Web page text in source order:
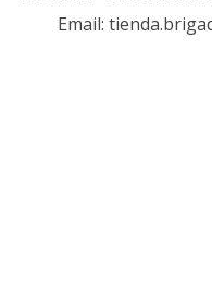
Email: